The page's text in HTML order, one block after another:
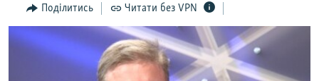
навігації
Перейти
БЛОГИ
ПОГЛЯД
ІНТЕРВ'Ю
Поділитись Читати без VPN